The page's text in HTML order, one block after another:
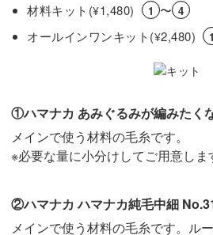
かぎ針編みの基礎を学びながら、
シューズを作ってみませんか？
材料キット(¥1,480) 1 〜 4
オールインワンキット(¥2,480) 1
①ハマナカ あみぐるみが編みた
メインで使う材料の毛糸です。
※必要な量に小分けしてご用意しま
②ハマナカ ハマナカ純毛中細
メインで使う材料の毛糸です。ル